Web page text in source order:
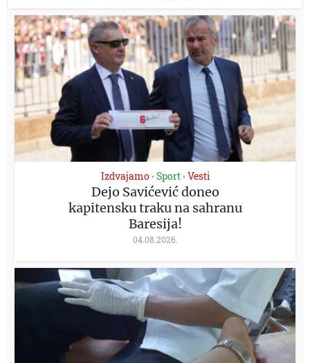
Izdvajamo • Sport • Vesti
Dejo Savićević doneo
kapitensku traku na sahranu
Baresija!
04.08.2026.